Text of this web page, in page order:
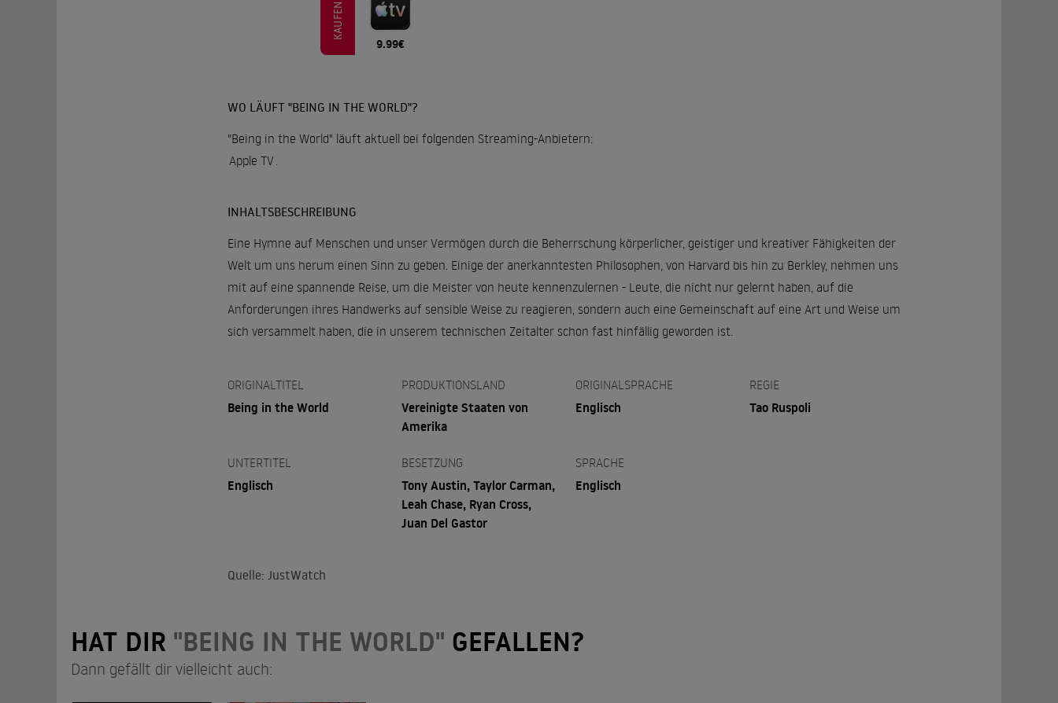
KAUFEN
9.99€
WO LÄUFT "BEING IN THE WORLD"?
"Being in the World" läuft aktuell bei folgenden Streaming-Anbietern:
Apple TV.
INHALTSBESCHREIBUNG
Eine Hymne auf Menschen und unser Vermögen durch die Beherrschung körperlicher, geistiger und kreativer Fähigkeiten der
Welt um uns herum einen Sinn zu geben. Einige der anerkanntesten Philosophen, von Harvard bis hin zu Berkley, nehmen uns
mit auf eine spannende Reise, um die Meister von heute kennenzulernen - Leute, die nicht nur gelernt haben, auf die
Anforderungen ihres Handwerks auf sensible Weise zu reagieren, sondern auch eine Gemeinschaft auf eine Art und Weise um
sich versammelt haben, die in unserem technischen Zeitalter schon fast hinfällig geworden ist.
ORIGINALTITEL
Being in the World
PRODUKTIONSLAND
Vereinigte Staaten von
Amerika
ORIGINALSPRACHE
Englisch
REGIE
Tao Ruspoli
UNTERTITEL
Englisch
BESETZUNG
Tony Austin, Taylor Carman,
Leah Chase, Ryan Cross,
Juan Del Gastor
SPRACHE
Englisch
Quelle: JustWatch
HAT DIR "BEING IN THE WORLD" GEFALLEN?
Dann gefällt dir vielleicht auch: